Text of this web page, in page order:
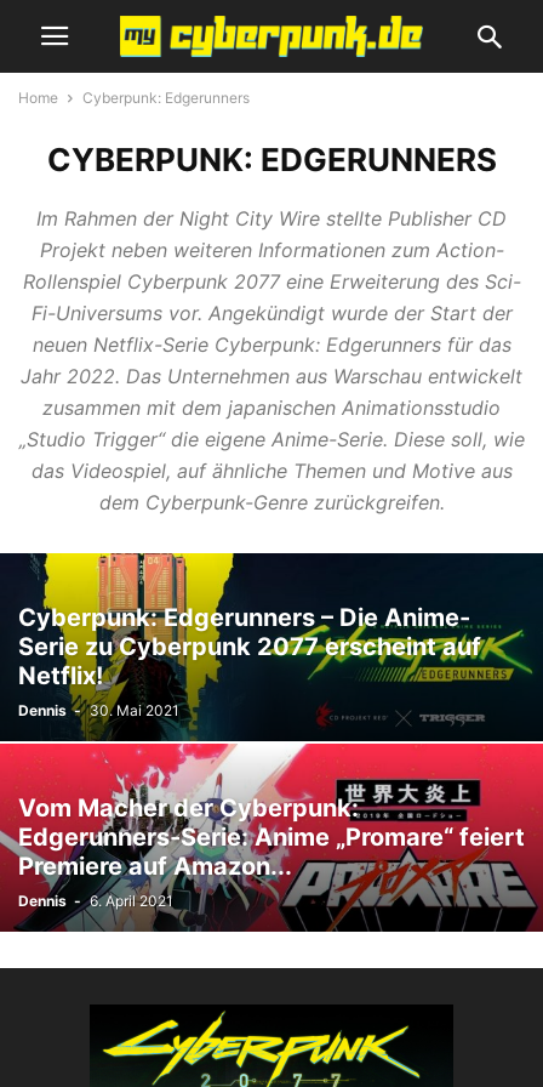
Home Cyberpunk: Edgerunners
CYBERPUNK: EDGERUNNERS
Im Rahmen der Night City Wire stellte Publisher CD
Projekt neben weiteren Informationen zum Action-
Rollenspiel Cyberpunk 2077 eine Erweiterung des Sci-
Fi-Universums vor. Angekündigt wurde der Start der
neuen Netflix-Serie Cyberpunk: Edgerunners für das
Jahr 2022. Das Unternehmen aus Warschau entwickelt
zusammen mit dem japanischen Animationsstudio
„Studio Trigger“ die eigene Anime-Serie. Diese soll, wie
das Videospiel, auf ähnliche Themen und Motive aus
dem Cyberpunk-Genre zurückgreifen.
Cyberpunk: Edgerunners – Die Anime-
Serie zu Cyberpunk 2077 erscheint auf
Netflix!
Dennis - 30. Mai 2021
Vom Macher der Cyberpunk:
Edgerunners-Serie: Anime „Promare“ feiert
Premiere auf Amazon...
Dennis - 6. April 2021